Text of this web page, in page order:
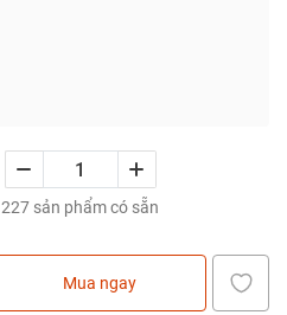
227 sản phẩm có sẵn
Mua ngay